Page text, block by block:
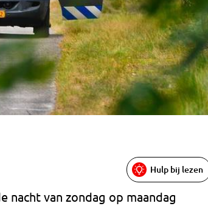
Hulp bij lezen
nacht van zondag op maandag